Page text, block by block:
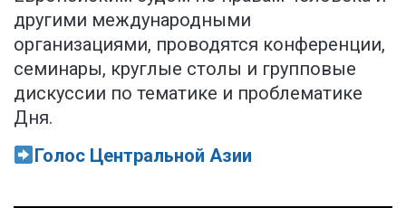
другими международными
организациями, проводятся конференции,
семинары, круглые столы и групповые
дискуссии по тематике и проблематике
Дня.
Голос Центральной Азии